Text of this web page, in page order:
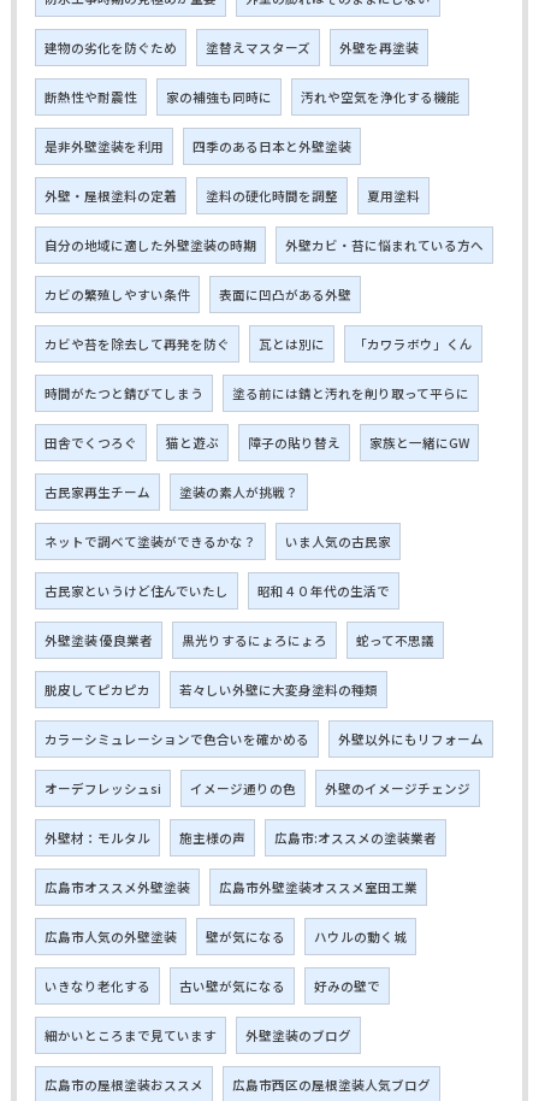
建物の劣化を防ぐため 塗替えマスターズ 外壁を再塗装
断熱性や耐震性 家の補強も同時に 汚れや空気を浄化する機能
是非外壁塗装を利用 四季のある日本と外壁塗装
外壁・屋根塗料の定着 塗料の硬化時間を調整 夏用塗料
自分の地域に適した外壁塗装の時期 外壁カビ・苔に悩まれている方へ
カビの繁殖しやすい条件 表面に凹凸がある外壁
カビや苔を除去して再発を防ぐ 瓦とは別に 「カワラボウ」くん
時間がたつと錆びてしまう 塗る前には錆と汚れを削り取って平らに
田舎でくつろぐ 猫と遊ぶ 障子の貼り替え 家族と一緒にGW
古民家再生チーム 塗装の素人が挑戦？
ネットで調べて塗装ができるかな？ いま人気の古民家
古民家というけど住んでいたし 昭和４０年代の生活で
外壁塗装 優良業者 黒光りするにょろにょろ 蛇って不思議
脱皮してピカピカ 若々しい外壁に大変身塗料の種類
カラーシミュレーションで色合いを確かめる 外壁以外にもリフォーム
オーデフレッシュsi イメージ通りの色 外壁のイメージチェンジ
外壁材：モルタル 施主様の声 広島市:オススメの塗装業者
広島市オススメ外壁塗装 広島市外壁塗装オススメ室田工業
広島市人気の外壁塗装 壁が気になる ハウルの動く城
いきなり老化する 古い壁が気になる 好みの壁で
細かいところまで見ています 外壁塗装のブログ
広島市の屋根塗装おススメ 広島市西区の屋根塗装人気ブログ